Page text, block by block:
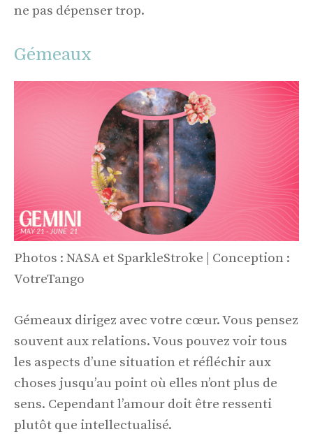
ne pas dépenser trop.
Gémeaux
Photos : NASA et SparkleStroke | Conception :
VotreTango
Gémeaux dirigez avec votre cœur. Vous pensez
souvent aux relations. Vous pouvez voir tous
les aspects d’une situation et réfléchir aux
choses jusqu’au point où elles n’ont plus de
sens. Cependant l’amour doit être ressenti
plutôt que intellectualisé.